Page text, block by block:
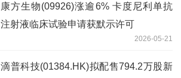
康方生物(09926)涨逾6% 卡度尼利单抗
注射液临床试验申请获默示许可
2026-05-21
滴普科技(01384.HK)拟配售794.2万股新